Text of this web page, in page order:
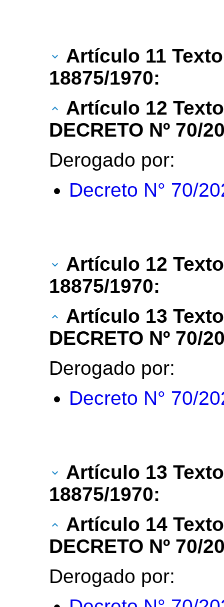
Artículo 11
18875/1970:
Artículo 12
DECRETO Nº 70/
Derogado por:
Decreto N° 70/
Artículo 12
18875/1970:
Artículo 13
DECRETO Nº 70/
Derogado por:
Decreto N° 70/
Artículo 13
18875/1970:
Artículo 14
DECRETO Nº 70/
Derogado por: